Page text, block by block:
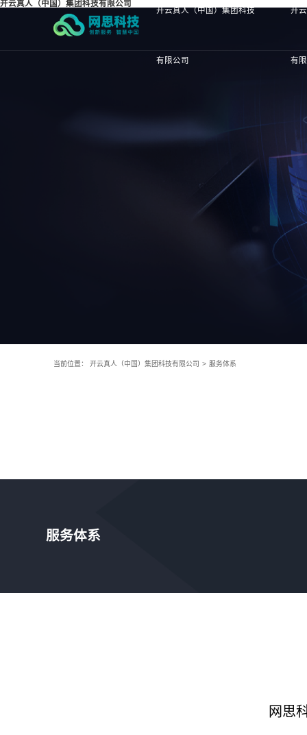
开云真人（中国）集团科技有限公司
开云真人（中国）集团科技
有限公司
开
有
当前位置： 开云真人（中国）集团科技有限公司 > 服务体系
服务体系
网思